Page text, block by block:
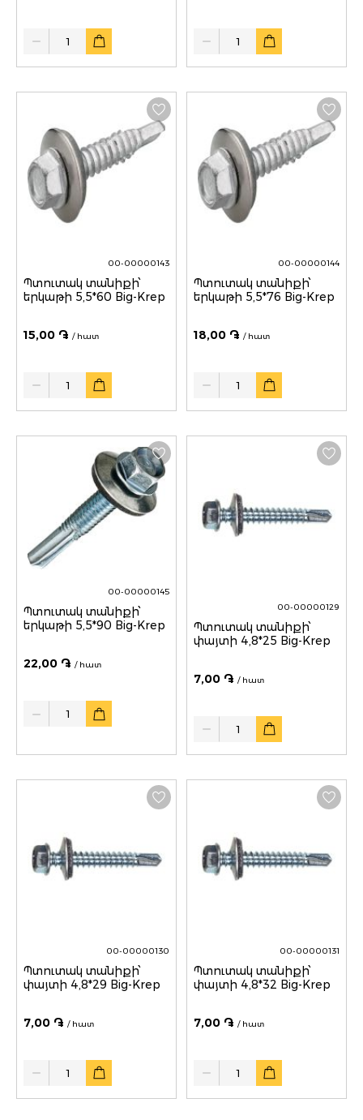
Quantity Quantity
00-00000143
Պտուտակ տանիքի՝
երկաթի 5,5*60 Big-Krep
15,00 ֏ / հատ
Quantity
00-00000144
Պտուտակ տանիքի՝
երկաթի 5,5*76 Big-Krep
18,00 ֏ / հատ
Quantity
00-00000145
Պտուտակ տանիքի՝
երկաթի 5,5*90 Big-Krep
22,00 ֏ / հատ
00-00000129
Պտուտակ տանիքի՝
փայտի 4,8*25 Big-Krep
7,00 ֏ / հատ
Quantity
00-00000130
Պտուտակ տանիքի՝
փայտի 4,8*29 Big-Krep
7,00 ֏ / հատ
Quantity
00-00000131
Պտուտակ տանիքի՝
փայտի 4,8*32 Big-Krep
7,00 ֏ / հատ
Quantity